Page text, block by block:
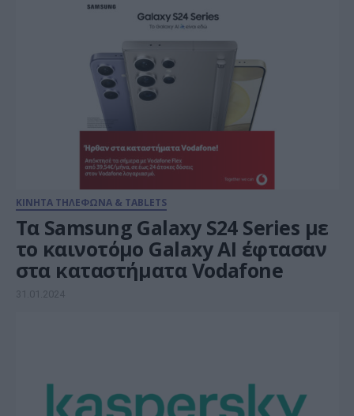
ΚΙΝΗΤΑ ΤΗΛΕΦΩΝΑ & TABLETS
Τα Samsung Galaxy S24 Series με
το καινοτόμο Galaxy AI έφτασαν
στα καταστήματα Vodafone
31.01.2024